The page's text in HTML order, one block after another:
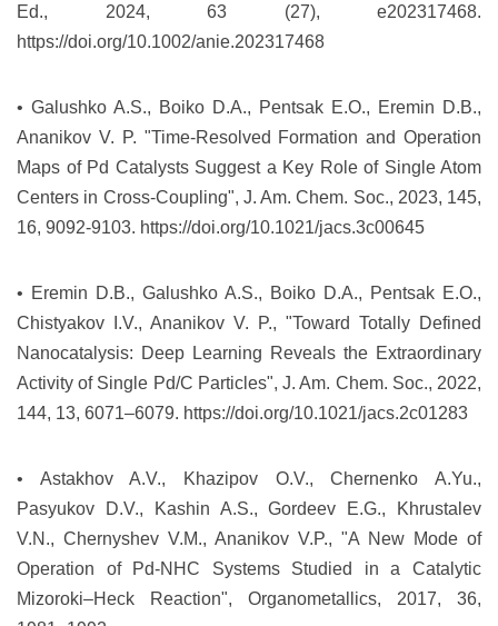
Ed., 2024, 63 (27), e202317468.
https://doi.org/10.1002/anie.202317468
• Galushko A.S., Boiko D.A., Pentsak E.O., Eremin D.B.,
Ananikov V. P. "Time-Resolved Formation and Operation
Maps of Pd Catalysts Suggest a Key Role of Single Atom
Centers in Cross-Coupling", J. Am. Chem. Soc., 2023, 145,
16, 9092-9103. https://doi.org/10.1021/jacs.3c00645
• Eremin D.B., Galushko A.S., Boiko D.A., Pentsak E.O.,
Chistyakov I.V., Ananikov V. P., "Toward Totally Defined
Nanocatalysis: Deep Learning Reveals the Extraordinary
Activity of Single Pd/C Particles", J. Am. Chem. Soc., 2022,
144, 13, 6071–6079. https://doi.org/10.1021/jacs.2c01283
• Astakhov A.V., Khazipov O.V., Chernenko A.Yu.,
Pasyukov D.V., Kashin A.S., Gordeev E.G., Khrustalev
V.N., Chernyshev V.M., Ananikov V.P., "A New Mode of
Operation of Pd-NHC Systems Studied in a Catalytic
Mizoroki–Heck Reaction", Organometallics, 2017, 36,